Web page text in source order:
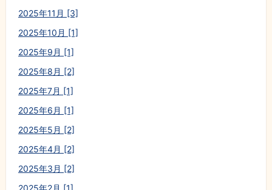
2025年11月 [3]
2025年10月 [1]
2025年9月 [1]
2025年8月 [2]
2025年7月 [1]
2025年6月 [1]
2025年5月 [2]
2025年4月 [2]
2025年3月 [2]
2025年2月 [1]